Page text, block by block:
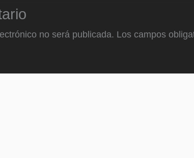
no será publicada. Los campos